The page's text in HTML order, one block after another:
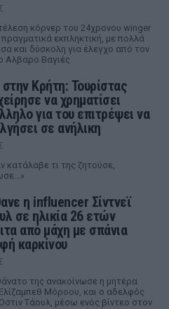
κόρνερ του 24χρονου winger
πραγματικά εκπληκτική, με πολλά
και δύσκολη για έλεγχο από τον
Αλβαρο Βαγιές
Κρήτη: Τουρίστας
να χρηματίσει
για του επιτρέψει να
σε ανήλικη
κατάλαβε τι της ζητούσε,
η influencer Σίντνεϊ
σε ηλικία 26 ετών
από μάχη με σπάνια
καρκίνου
της ανακοίνωσε η μητέρα
Μόροου, και ο αδελφός
Τάουλ, μέσω ενός βίντεο στον